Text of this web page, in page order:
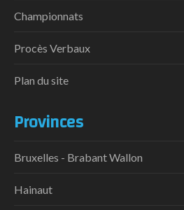
Championnats
Procès Verbaux
Plan du site
Provinces
Bruxelles - Brabant Wallon
Hainaut